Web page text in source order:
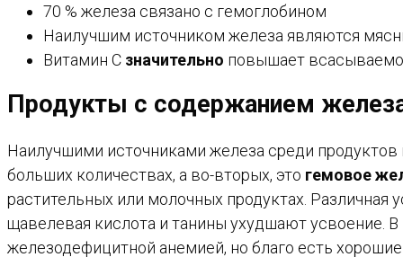
70 % железа связано с гемоглобином
Наилучшим источником железа являются
Витамин С значительно повышает
Продукты с содержанием
Наилучшими источниками железа среди продуктов
больших количествах, а во-вторых, это гемовое
растительных или молочных продуктах.
щавелевая кислота и танины ухудшают усвоение.
железодефицитной анемией, но благо есть